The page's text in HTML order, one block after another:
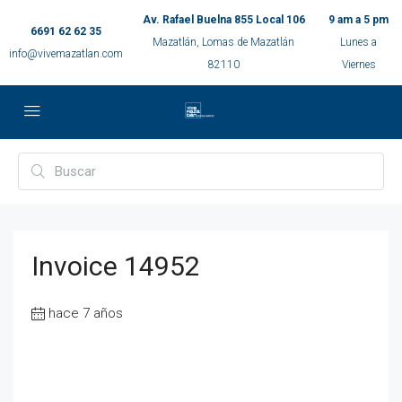
6691 62 62 35
info@vivemazatlan.com
Av. Rafael Buelna 855 Local 106
Mazatlán, Lomas de Mazatlán
82110
9 am a 5 pm
Lunes a
Viernes
Invoice 14952
hace 7 años